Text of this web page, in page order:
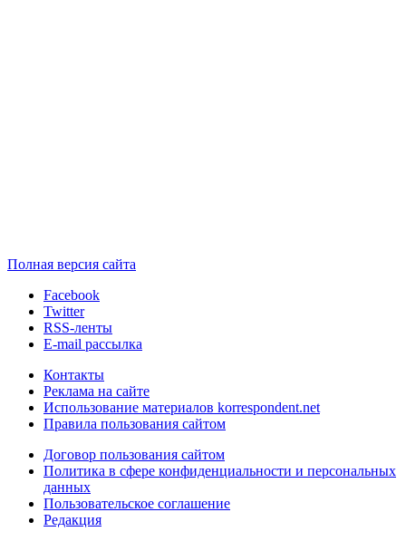
Полная версия сайта
Facebook
Twitter
RSS-ленты
E-mail рассылка
Контакты
Реклама на сайте
Использование материалов korrespondent.net
Правила пользования сайтом
Договор пользования сайтом
Политика в сфере конфиденциальности и персональных
данных
Пользовательское соглашение
Редакция